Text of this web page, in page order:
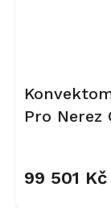
Pro Nerez
99 501 Kč